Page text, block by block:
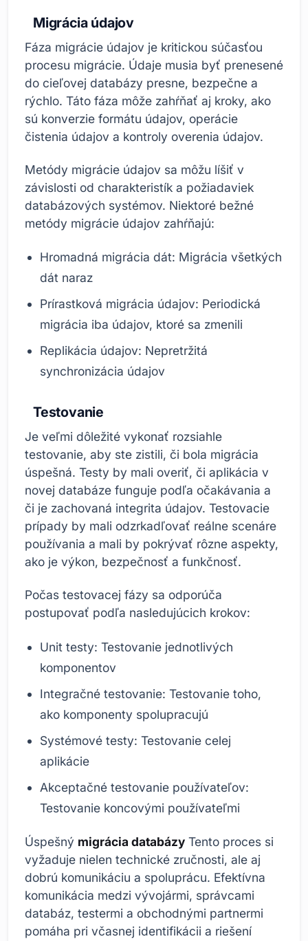
Migrácia údajov
Fáza migrácie údajov je kritickou súčasťou
procesu migrácie. Údaje musia byť prenesené
do cieľovej databázy presne, bezpečne a
rýchlo. Táto fáza môže zahŕňať aj kroky, ako
sú konverzie formátu údajov, operácie
čistenia údajov a kontroly overenia údajov.
Metódy migrácie údajov sa môžu líšiť v
závislosti od charakteristík a požiadaviek
databázových systémov. Niektoré bežné
metódy migrácie údajov zahŕňajú:
Hromadná migrácia dát: Migrácia všetkých
dát naraz
Prírastková migrácia údajov: Periodická
migrácia iba údajov, ktoré sa zmenili
Replikácia údajov: Nepretržitá
synchronizácia údajov
Testovanie
Je veľmi dôležité vykonať rozsiahle
testovanie, aby ste zistili, či bola migrácia
úspešná. Testy by mali overiť, či aplikácia v
novej databáze funguje podľa očakávania a
či je zachovaná integrita údajov. Testovacie
prípady by mali odzrkadľovať reálne scenáre
používania a mali by pokrývať rôzne aspekty,
ako je výkon, bezpečnosť a funkčnosť.
Počas testovacej fázy sa odporúča
postupovať podľa nasledujúcich krokov:
Unit testy: Testovanie jednotlivých
komponentov
Integračné testovanie: Testovanie toho,
ako komponenty spolupracujú
Systémové testy: Testovanie celej
aplikácie
Akceptačné testovanie používateľov:
Testovanie koncovými používateľmi
Úspešný migrácia databázy Tento proces si
vyžaduje nielen technické zručnosti, ale aj
dobrú komunikáciu a spoluprácu. Efektívna
komunikácia medzi vývojármi, správcami
databáz, testermi a obchodnými partnermi
pomáha pri včasnej identifikácii a riešení